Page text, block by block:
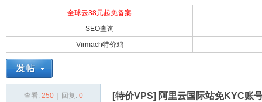
›
全球云38元起免备案
SEO查询
Virmach特价鸡
查看: 250 回复: 0 [特价VPS] 阿里云国际站免KYC账